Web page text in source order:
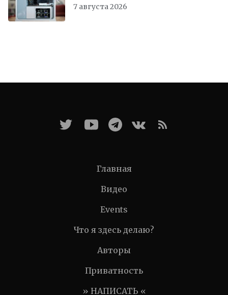
7 августа 2026
Главная
Видео
Events
Что я здесь делаю?
Авторы
Приватность
» НАПИСАТЬ «